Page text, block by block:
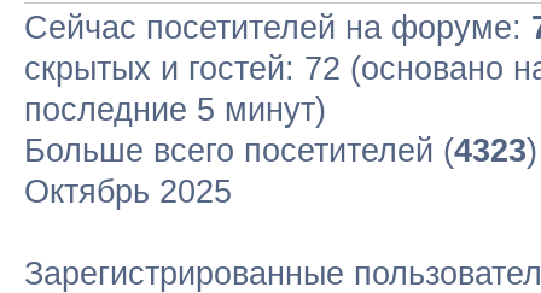
Сейчас посетителей на форуме:
скрытых и гостей: 72 (основано
последние 5 минут)
Больше всего посетителей (4323
Октябрь 2025
Зарегистрированные